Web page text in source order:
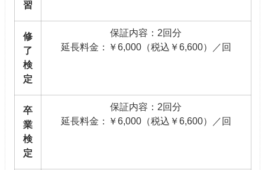
習
修
了
検
定
保証内容：2回分
延長料金：￥6,000（税込￥6,600）／回
卒
業
検
定
保証内容：2回分
延長料金：￥6,000（税込￥6,600）／回